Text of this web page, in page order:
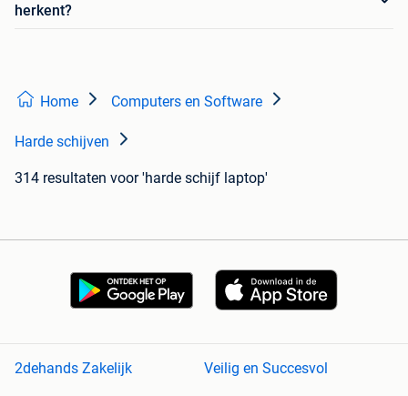
herkent?
Home Computers en Software
Harde schijven
314 resultaten voor 'harde schijf laptop'
2dehands Zakelijk
Veilig en Succesvol